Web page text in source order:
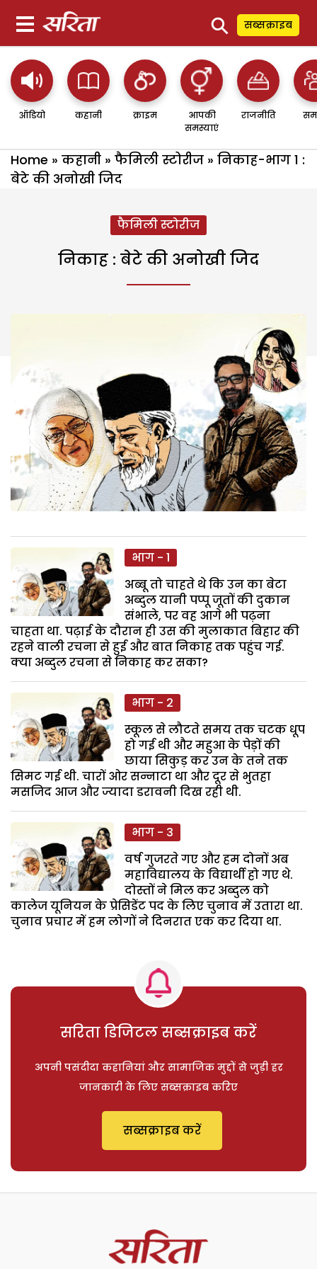
⚲ सब्सक्राइब
ऑडियो कहानी क्राइम
आपकी
समस्याएं
राजनीति
Home » कहानी » फैमिली स्टोरीज » निकाह-भाग 1 :
बेटे की अनोखी जिद
फैमिली स्टोरीज
निकाह : बेटे की अनोखी जिद
भाग - 1
अब्बू तो चाहते थे कि उन का बेटा
अब्दुल यानी पप्पू जूतों की दुकान
संभाले, पर वह आगे भी पढ़ना
चाहता था. पढ़ाई के दौरान ही उस की मुलाकात बिहार की
रहने वाली रचना से हुई और बात निकाह तक पहुंच गई.
क्या अब्दुल रचना से निकाह कर सका?
भाग - 2
स्कूल से लौटते समय तक चटक धूप
हो गई थी और महुआ के पेड़ों की
छाया सिकुड़ कर उन के तने तक
सिमट गई थी. चारों ओर सन्नाटा था और दूर से भुतहा
मसजिद आज और ज्यादा डरावनी दिख रही थी.
भाग - 3
वर्ष गुजरते गए और हम दोनों अब
महाविद्यालय के विद्यार्थी हो गए थे.
दोस्तों ने मिल कर अब्दुल को
कालेज यूनियन के प्रेसिडेंट पद के लिए चुनाव में उतारा था.
चुनाव प्रचार में हम लोगों ने दिनरात एक कर दिया था.
सरिता डिजिटल सब्सक्राइब करें
अपनी पसंदीदा कहानियां और सामाजिक मुद्दों से जुड़ी हर
जानकारी के लिए सब्सक्राइब करिए
सब्सक्राइब करें